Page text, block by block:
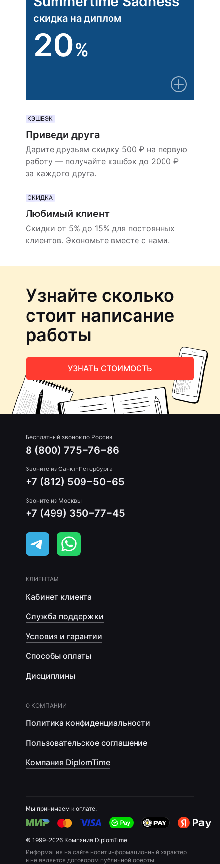
скидка на диплом
20%
КЭШБЭК
Приведи друга
Дарите друзьям скидку 500 ₽ на первую
работу — получайте кэшбэк до 2000 ₽
за каждого друга.
СКИДКА
Любимый клиент
Скидки от 5% до 15% для постоянных
клиентов. Экономьте вместе с нами.
Узнайте сколько
стоит написание
работы
УЗНАТЬ СТОИМОСТЬ
Бесплатный звонок по России
8 (800) 775−76−86
Звоните из Санкт-Петербурга
+7 (812) 509−50−65
Звоните из Москвы
+7 (499) 350−77−45
КЛИЕНТАМ
Кабинет клиента
Служба поддержки
Условия и гарантии
Способы оплаты
Дисциплины
О КОМПАНИИ
Политика конфиденциальности
Пользовательское соглашение
Компания DiplomTime
Мы принимаем к оплате:
© 1999–2026 Компания DiplomTime
Информация на сайте носит информационный характер
и не является договором публичной оферты